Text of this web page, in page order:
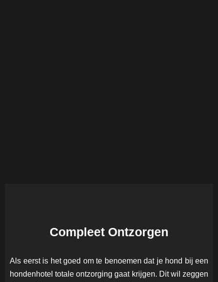
Compleet Ontzorgen
Als eerst is het goed om te benoemen dat je hond bij een
hondenhotel totale ontzorging gaat krijgen. Dit wil zeggen